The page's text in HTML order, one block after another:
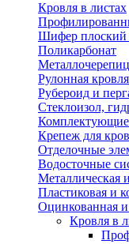
Кровля в листах
Шифер плоский
Поликарбонат
Рулонная кровля
Рубероид и
Стеклоизол,
Комплектующие
Крепеж для
Отделочные
Водосточные
Металлическая
Пластиковая и
Оцинкованная
Кровля в